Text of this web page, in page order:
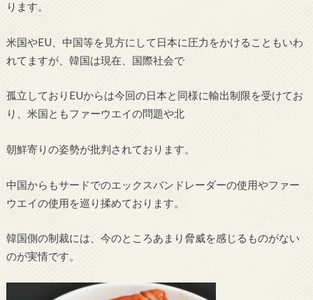
ります。
米国やEU、中国等を見方にして日本に圧力をかけることもいわ
れてますが、韓国は現在、国際社会で
孤立しておりEUからは今回の日本と同様に輸出制限を受けてお
り、米国ともファーウエイの問題や北
朝鮮寄りの姿勢が批判されております。
中国からもサードでのエックスバンドレーダーの使用やファー
ウエイの使用を巡り揉めております。
韓国側の制裁には、今のところあまり脅威を感じるものがない
のが実情です。